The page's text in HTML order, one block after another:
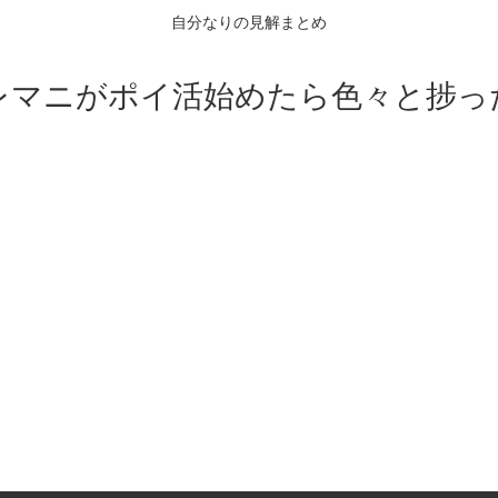
自分なりの見解まとめ
マニがポイ活始めたら色々と捗っ